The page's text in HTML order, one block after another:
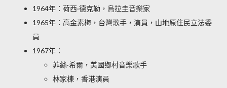
1964年：荷西·德克勒，烏拉圭音樂家
1965年：高金素梅，台灣歌手，演員，山地原住民立法委
員
1967年：
菲絲·希爾，美國鄉村音樂歌手
林家棟，香港演員